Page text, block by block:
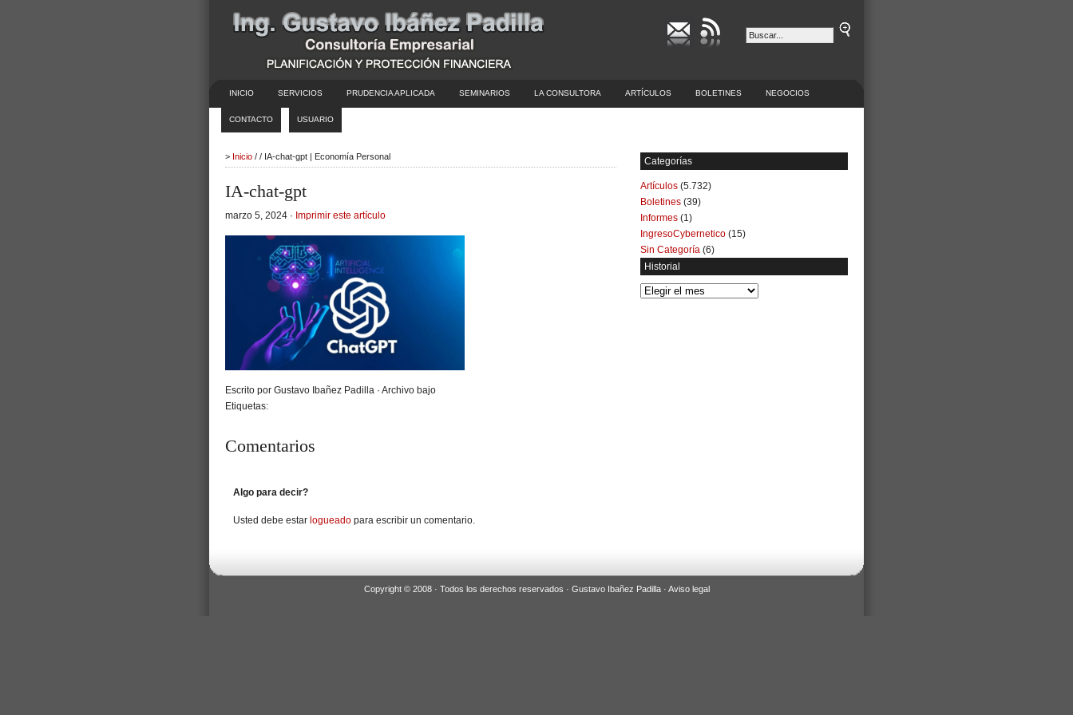
INICIO SERVICIOS PRUDENCIA APLICADA SEMINARIOS LA CONSULTORA ARTÍCULOS BOLETINES NEGOCIOS
CONTACTO USUARIO
> Inicio / / IA-chat-gpt | Economía Personal
IA-chat-gpt
marzo 5, 2024 · Imprimir este artículo
Escrito por Gustavo Ibañez Padilla · Archivo bajo
Etiquetas:
Comentarios
Algo para decir?
Usted debe estar logueado para escribir un comentario.
Categorías
Artículos (5.732)
Boletines (39)
Informes (1)
IngresoCybernetico (15)
Sin Categoría (6)
Historial
Historial
Copyright © 2008 · Todos los derechos reservados · Gustavo Ibañez Padilla · Aviso legal